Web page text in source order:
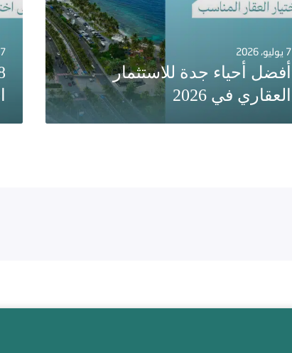
7 يوليو، 2026
أفضل أحياء جدة للاستثمار
العقاري في 2026
7 يوليو، 2026